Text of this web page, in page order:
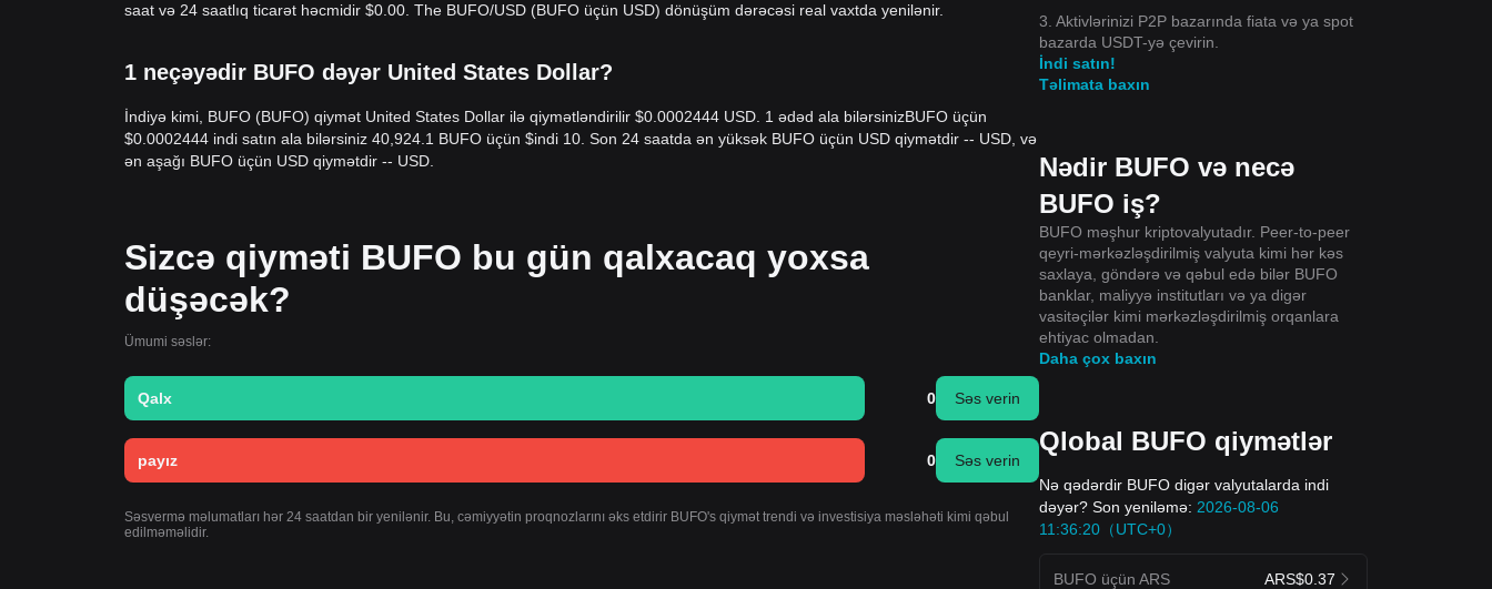
saat və 24 saatlıq ticarət həcmidir $0.00. The BUFO/USD (BUFO üçün USD) dönüşüm dərəcəsi real vaxtda yenilənir.
1 neçəyədir BUFO dəyər United States Dollar?
İndiyə kimi, BUFO (BUFO) qiymət United States Dollar ilə qiymətləndirilir $0.0002444 USD. 1 ədəd ala bilərsinizBUFO üçün
$0.0002444 indi satın ala bilərsiniz 40,924.1 BUFO üçün $indi 10. Son 24 saatda ən yüksək BUFO üçün USD qiymətdir -- USD, və
ən aşağı BUFO üçün USD qiymətdir -- USD.
Sizcə qiyməti BUFO bu gün qalxacaq yoxsa
düşəcək?
Ümumi səslər:
Qalx 0 Səs verin
payız 0 Səs verin
Səsvermə məlumatları hər 24 saatdan bir yenilənir. Bu, cəmiyyətin proqnozlarını əks etdirir BUFO's qiymət trendi və investisiya məsləhəti kimi qəbul
edilməməlidir.
3. Aktivlərinizi P2P bazarında fiata və ya spot
bazarda USDT-yə çevirin.
İndi satın!
Təlimata baxın
Nədir BUFO və necə
BUFO iş?
BUFO məşhur kriptovalyutadır. Peer-to-peer
qeyri-mərkəzləşdirilmiş valyuta kimi hər kəs
saxlaya, göndərə və qəbul edə bilər BUFO
banklar, maliyyə institutları və ya digər
vasitəçilər kimi mərkəzləşdirilmiş orqanlara
ehtiyac olmadan.
Daha çox baxın
Qlobal BUFO qiymətlər
Nə qədərdir BUFO digər valyutalarda indi
dəyər? Son yeniləmə: 2026-08-06
11:36:20（UTC+0）
BUFO üçün ARS ARS$0.37